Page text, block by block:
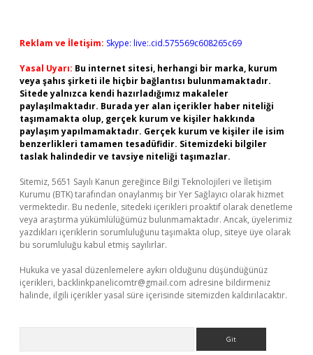
Reklam ve İletişim: Skype: live:.cid.575569c608265c69
Yasal Uyarı: Bu internet sitesi, herhangi bir marka, kurum
veya şahıs şirketi ile hiçbir bağlantısı bulunmamaktadır.
Sitede yalnızca kendi hazırladığımız makaleler
paylaşılmaktadır. Burada yer alan içerikler haber niteliği
taşımamakta olup, gerçek kurum ve kişiler hakkında
paylaşım yapılmamaktadır. Gerçek kurum ve kişiler ile isim
benzerlikleri tamamen tesadüfidir. Sitemizdeki bilgiler
taslak halindedir ve tavsiye niteliği taşımazlar.
Sitemiz, 5651 Sayılı Kanun gereğince Bilgi Teknolojileri ve İletişim
Kurumu (BTK) tarafından onaylanmış bir Yer Sağlayıcı olarak hizmet
vermektedir. Bu nedenle, sitedeki içerikleri proaktif olarak denetleme
veya araştırma yükümlülüğümüz bulunmamaktadır. Ancak, üyelerimiz
yazdıkları içeriklerin sorumluluğunu taşımakta olup, siteye üye olarak
bu sorumluluğu kabul etmiş sayılırlar.
Hukuka ve yasal düzenlemelere aykırı olduğunu düşündüğünüz
içerikleri, backlinkpanelicomtr@gmail.com adresine bildirmeniz
halinde, ilgili içerikler yasal süre içerisinde sitemizden kaldırılacaktır.